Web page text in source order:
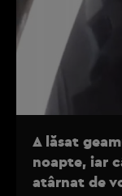
A lăsat
noapte, iar
atârnat de